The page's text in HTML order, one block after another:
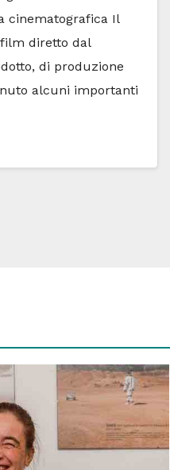
cinematografica Il
diretto dal
di produzione
alcuni importanti